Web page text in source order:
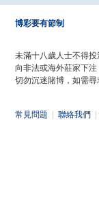
博彩要有節制
未滿十八歲人士不得投
向非法或海外莊家下注
切勿沉迷賭博，如需
常見問題 聯絡我們